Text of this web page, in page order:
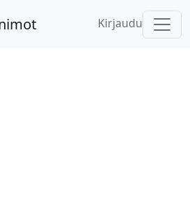
Kirjaudu